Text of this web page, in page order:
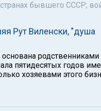
бывшего СССР;
Рут Виленски, "душа
родственниками
пятидесятых годов
хозяевами этого